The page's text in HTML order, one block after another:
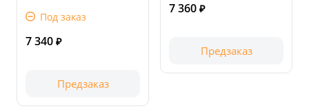
упаковки,
мм Под заказ
7 340 ₽
Предзаказ
мм
7 360 ₽
Предзаказ